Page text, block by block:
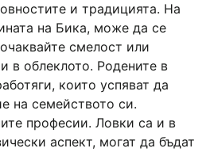
и традицията. На
на Бика, може да се
смелост или
в облеклото. Родените в
които успяват да
на семейството си.
професии. Ловки са и в
аспект, могат да бъдат